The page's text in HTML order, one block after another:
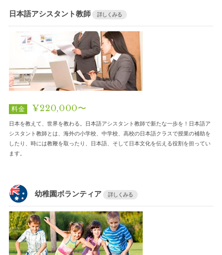
日本語アシスタント教師 詳しくみる
料金 ¥220,000〜
日本を教えて、世界を教わる。日本語アシスタント教師で新たな一歩を！日本語ア
シスタント教師とは、海外の小学校、中学校、高校の日本語クラスで授業の補助を
したり、時には教鞭を取ったり、日本語、そして日本文化を伝える役割を担ってい
ます。
幼稚園ボランティア 詳しくみる